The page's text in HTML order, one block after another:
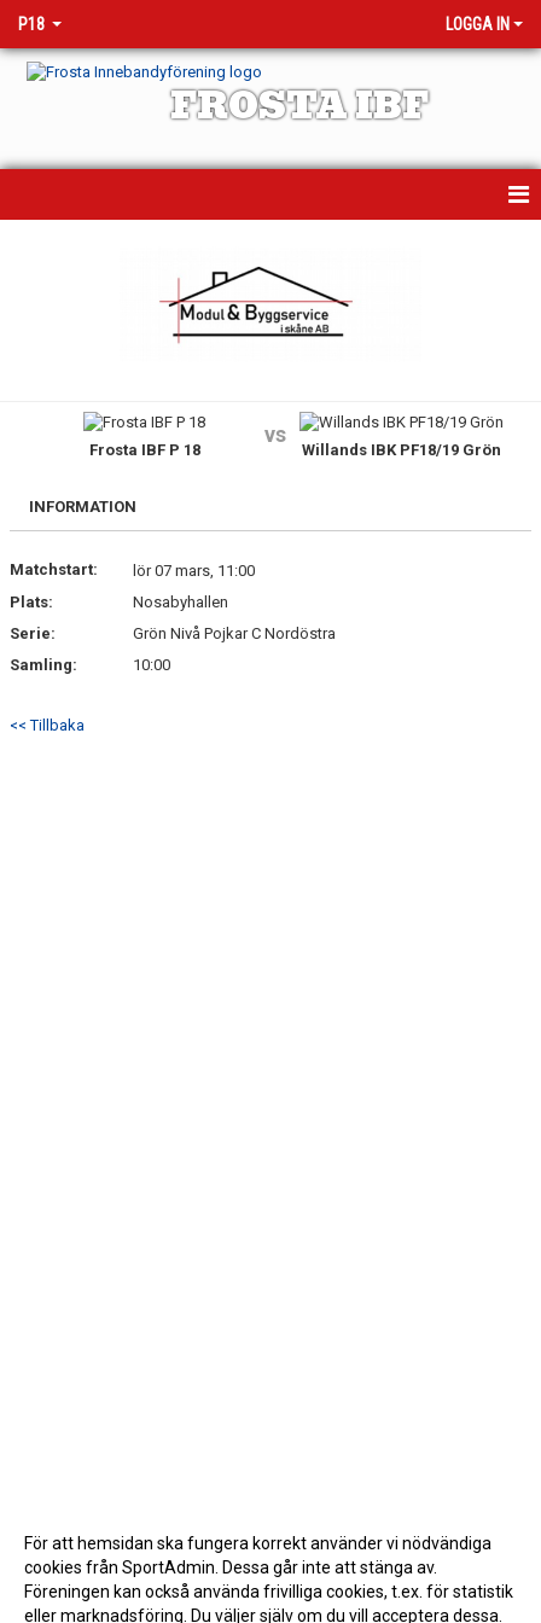
P18 LOGGA IN
FROSTA IBF
BILDGALLERI
KONTAKT
Frosta IBF P 18
vs
Willands IBK PF18/19 Grön
INFORMATION
Matchstart:
lör 07 mars, 11:00
Plats:
Nosabyhallen
Serie:
Grön Nivå Pojkar C Nordöstra
Samling:
10:00
<< Tillbaka
För att hemsidan ska fungera korrekt använder vi nödvändiga
cookies från SportAdmin. Dessa går inte att stänga av.
Föreningen kan också använda frivilliga cookies, t.ex. för statistik
eller marknadsföring. Du väljer själv om du vill acceptera dessa.